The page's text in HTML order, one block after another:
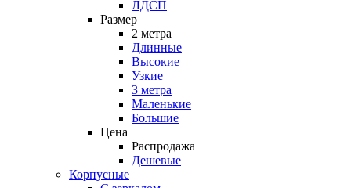
ЛДСП
Размер
2 метра
Длинные
Высокие
Узкие
3 метра
Маленькие
Большие
Цена
Распродажа
Дешевые
Корпусные